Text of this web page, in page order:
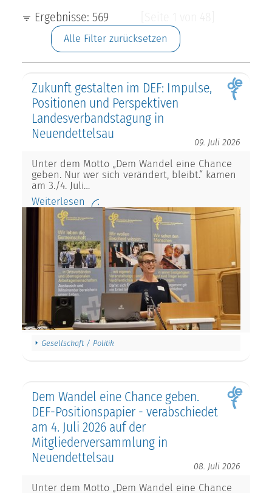
Ergebnisse: 569
Alle Filter zurücksetzen
Zukunft gestalten im DEF: Impulse,
Positionen und Perspektiven
Landesverbandstagung in
Neuendettelsau
09. Juli 2026
Unter dem Motto „Dem Wandel eine Chance
geben. Nur wer sich verändert, bleibt.“ kamen
am 3./4. Juli…
Weiterlesen
Gesellschaft / Politik
Dem Wandel eine Chance geben.
DEF-Positionspapier - verabschiedet
am 4. Juli 2026 auf der
Mitgliederversammlung in
Neuendettelsau
08. Juli 2026
Unter dem Motto „Dem Wandel eine Chance